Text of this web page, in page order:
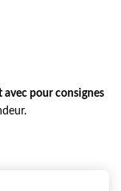
avec pour consignes